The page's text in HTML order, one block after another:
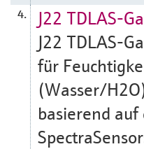
4.
J22 TDLAS-
J22 TDLAS-
für
(Wasser/
basierend